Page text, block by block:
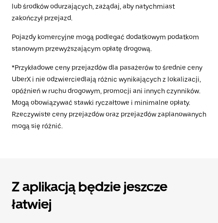
lub środków odurzających, zażądaj, aby natychmiast
zakończył przejazd.
Pojazdy komercyjne mogą podlegać dodatkowym podatkom
stanowym przewyższającym opłatę drogową.
*Przykładowe ceny przejazdów dla pasażerów to średnie ceny
UberX i nie odzwierciedlają różnic wynikających z lokalizacji,
opóźnień w ruchu drogowym, promocji ani innych czynników.
Mogą obowiązywać stawki ryczałtowe i minimalne opłaty.
Rzeczywiste ceny przejazdów oraz przejazdów zaplanowanych
mogą się różnić.
Z aplikacją będzie jeszcze
łatwiej